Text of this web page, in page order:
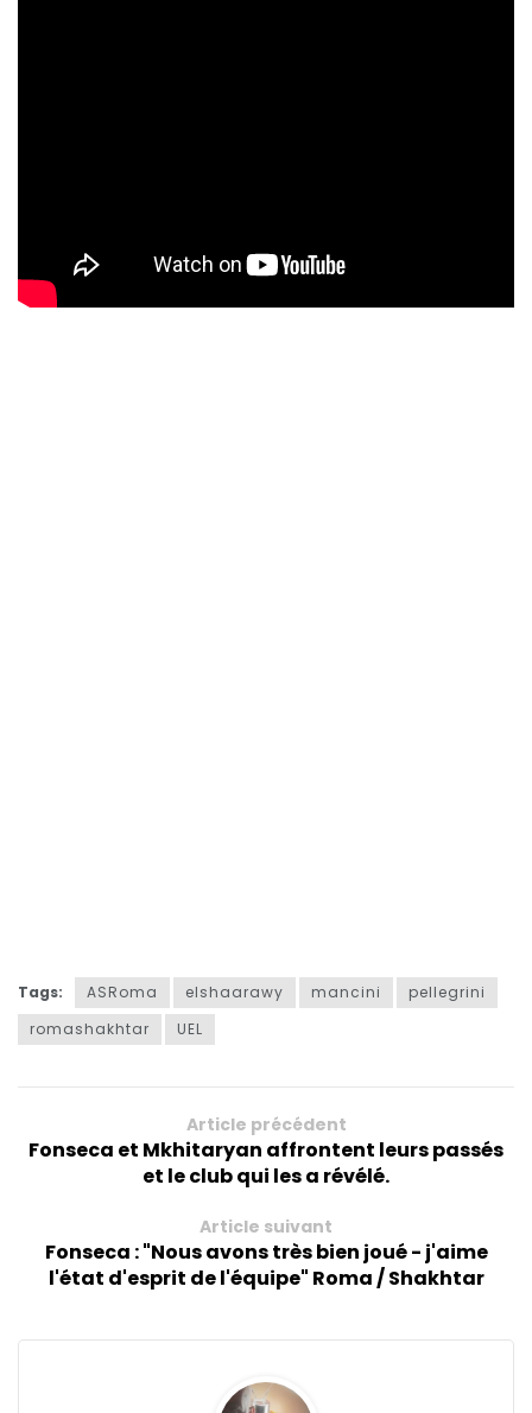
Tags: ASRoma elshaarawy mancini
pellegrini
romashakhtar
UEL
Article précédent
Fonseca et Mkhitaryan affrontent leurs passés
et le club qui les a révélé.
Article suivant
Fonseca : "Nous avons très bien joué - j'aime
l'état d'esprit de l'équipe" Roma / Shakhtar